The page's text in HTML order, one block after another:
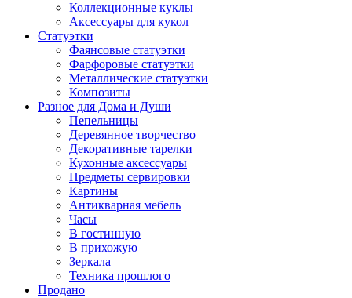
Коллекционные куклы
Аксессуары для кукол
Статуэтки
Фаянсовые статуэтки
Фарфоровые статуэтки
Металлические статуэтки
Композиты
Разное для Дома и Души
Пепельницы
Деревянное творчество
Декоративные тарелки
Кухонные аксессуары
Предметы сервировки
Картины
Антикварная мебель
Часы
В гостинную
В прихожую
Зеркала
Техника прошлого
Продано